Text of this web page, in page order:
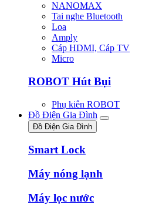
NANOMAX
Tai nghe Bluetooth
Loa
Amply
Cáp HDMI, Cáp TV
Micro
ROBOT Hút Bụi
Phụ kiên ROBOT
Đồ Điện Gia Đình
Đồ Điện Gia Đình
Smart Lock
Máy nóng lạnh
Máy lọc nước